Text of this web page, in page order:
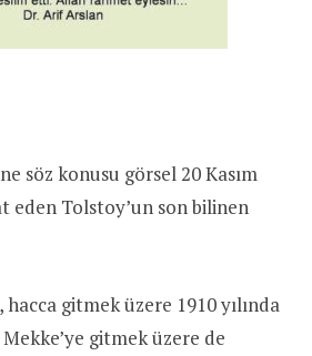
söz konusu görsel 20 Kasım
eden Tolstoy’un son bilinen
gitmek üzere 1910 yılında
gitmek üzere de